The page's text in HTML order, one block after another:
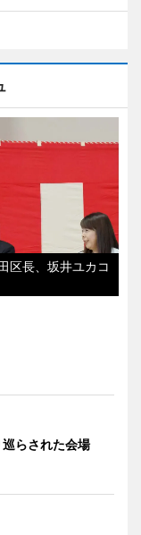
区長、坂井ユカコ
らされた会場